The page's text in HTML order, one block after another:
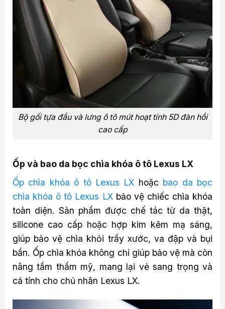
Bộ gối tựa đầu và lưng ô tô mút hoạt tính 5D đàn hồi
cao cấp
Ốp và bao da bọc chìa khóa ô tô Lexus LX
Ốp chìa khóa ô tô Lexus LX hoặc bao da bọc
chìa khóa ô tô Lexus LXbảo vệ chiếc chìa khóa
toàn diện. Sản phẩm được chế tác từ da thật,
silicone cao cấp hoặc hợp kim kẽm mạ sáng,
giúp bảo vệ chìa khỏi trầy xước, va đập và bụi
bẩn. Ốp chìa khóa không chỉ giúp bảo vệ mà còn
nâng tầm thẩm mỹ, mang lại vẻ sang trọng và
cá tính cho chủ nhân Lexus LX.